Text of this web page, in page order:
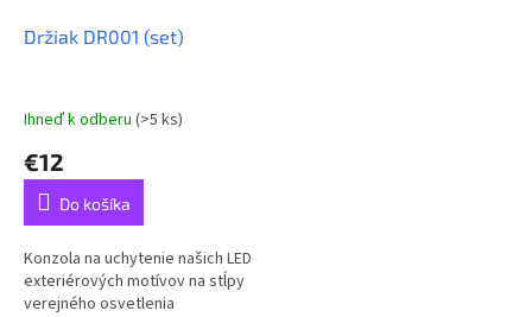
Držiak DR001 (set)
Ihneď k odberu (>5 ks)
€12
Do košíka
Konzola na uchytenie našich LED
exteriérových motívov na stĺpy
verejného osvetlenia